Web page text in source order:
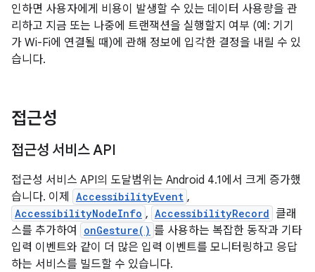
인하면 사용자에게 비용이 발생할 수 있는 데이터 사용량을 관
리하고 지금 또는 나중에 트랜잭션을 실행할지 여부 (예: 기기
가 Wi-Fi에 연결될 때)에 관해 정보에 입각한 결정을 내릴 수 있
습니다.
접근성
접근성 서비스 API
접근성 서비스 API의 도달범위는 Android 4.1에서 크게 증가했
습니다. 이제
AccessibilityEvent ,
AccessibilityNodeInfo , AccessibilityRecord 클래
스를 추가하여
onGesture() 를 사용하는 복잡한 동작과 기타
입력 이벤트와 같이 더 많은 입력 이벤트를 모니터링하고 응답
하는 서비스를 빌드할 수 있습니다.